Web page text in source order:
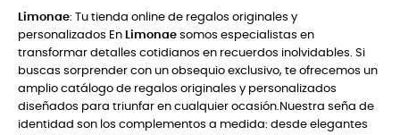
Limonae: Tu tienda online de regalos originales y
personalizados En Limonae somos especialistas en
transformar detalles cotidianos en recuerdos inolvidables. Si
buscas sorprender con un obsequio exclusivo, te ofrecemos un
amplio catálogo de regalos originales y personalizados
diseñados para triunfar en cualquier ocasión.Nuestra seña de
identidad son los complementos a medida: desde elegantes